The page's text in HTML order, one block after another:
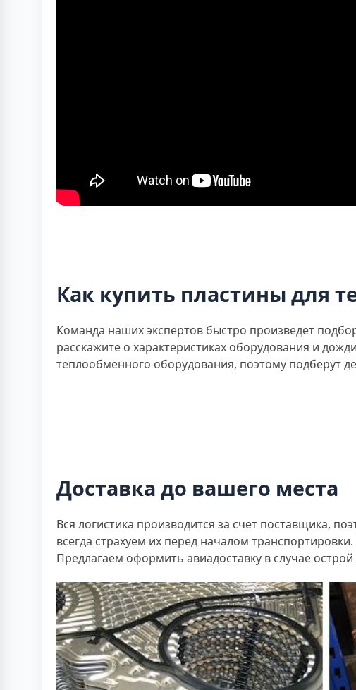
Как купить пластины для
Команда наших экспертов быстро произведет
расскажите о характеристиках оборудования и
теплообменного оборудования, поэтому подберут
Доставка до вашего места
Вся логистика производится за счет поставщика,
всегда страхуем их перед началом
Предлагаем оформить авиадоставку в случае